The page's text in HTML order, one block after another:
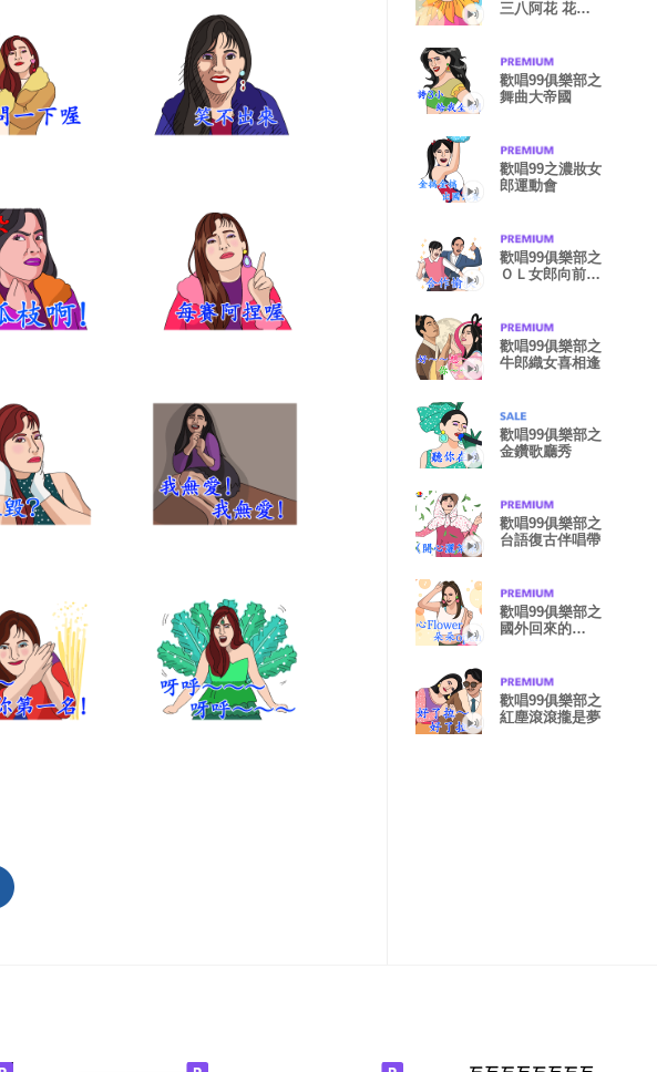
三八阿花 花癡
歡唱99俱樂部之
舞曲大帝國
歡唱99之濃妝女
郎運動會
歡唱99俱樂部之
ＯＬ女郎向前
歡唱99俱樂部之
牛郎織女喜相逢
歡唱99俱樂部之
金鑽歌廳秀
歡唱99俱樂部之
台語復古伴唱帶
歡唱99俱樂部之
國外回來的
歡唱99俱樂部之
紅塵滾滾攏是夢